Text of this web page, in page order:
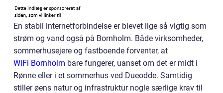
En stabil internetforbindelse er blevet lige så vigtig som
strøm og vand også på Bornholm. Både virksomheder,
sommerhusejere og fastboende forventer, at
WiFi Bornholm bare fungerer, uanset om det er midt i
Rønne eller i et sommerhus ved Dueodde. Samtidig
stiller øens natur og infrastruktur nogle særlige krav til